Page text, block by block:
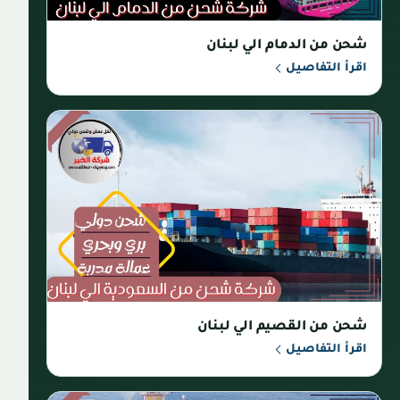
شحن من الدمام الي لبنان
اقرأ التفاصيل
شحن من القصيم الي لبنان
اقرأ التفاصيل